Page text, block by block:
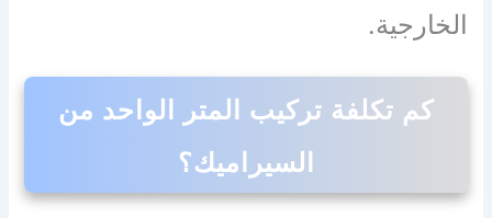
الخارجية.
كم تكلفة تركيب المتر الواحد من
السيراميك؟